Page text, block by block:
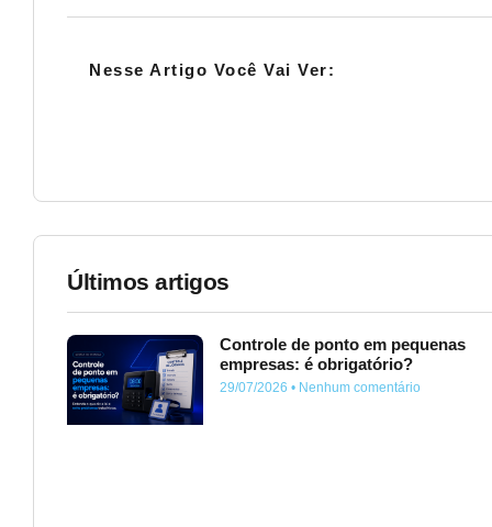
Nesse Artigo Você Vai Ver:
Últimos artigos
Controle de ponto em pequenas
empresas: é obrigatório?
29/07/2026 Nenhum comentário